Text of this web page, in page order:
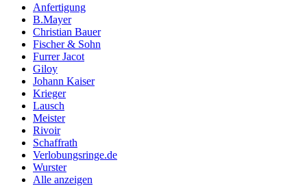
Anfertigung
B.Mayer
Christian Bauer
Fischer & Sohn
Furrer Jacot
Giloy
Johann Kaiser
Krieger
Lausch
Meister
Rivoir
Schaffrath
Verlobungsringe.de
Wurster
Alle anzeigen